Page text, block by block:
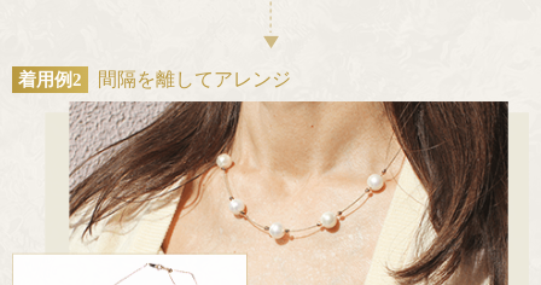
着用例2 間隔を離してアレンジ